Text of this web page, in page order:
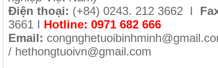
Điện thoại: (+84) 0243. 212 3662 I
3661 I Hotline: 0971 682 666
Email:
/ hethongtuoivn@gmail.com